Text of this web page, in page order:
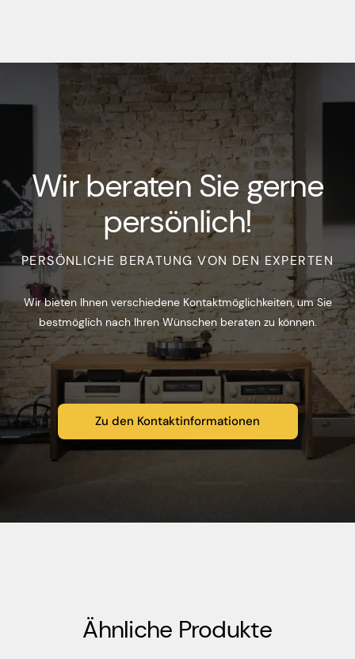
Wir beraten Sie gerne
persönlich!
PERSÖNLICHE BERATUNG VON DEN EXPERTEN
Wir bieten Ihnen verschiedene Kontaktmöglichkeiten, um Sie
bestmöglich nach Ihren Wünschen beraten zu können.
Zu den Kontaktinformationen
Ähnliche Produkte